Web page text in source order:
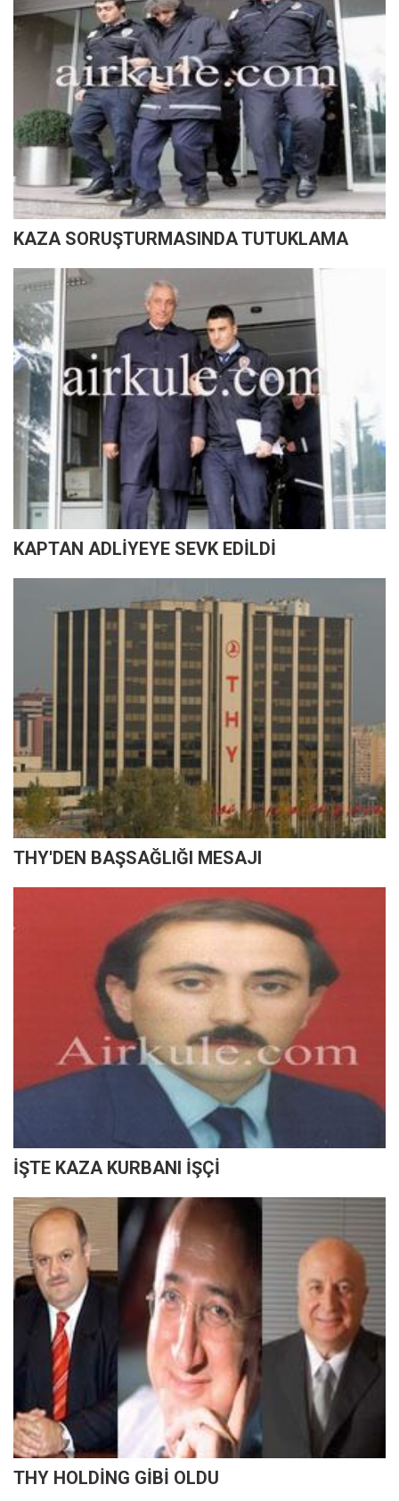
KAZA SORUŞTURMASINDA TUTUKLAMA
KAPTAN ADLİYEYE SEVK EDİLDİ
THY'DEN BAŞSAĞLIĞI MESAJI
İŞTE KAZA KURBANI İŞÇİ
THY HOLDİNG GİBİ OLDU